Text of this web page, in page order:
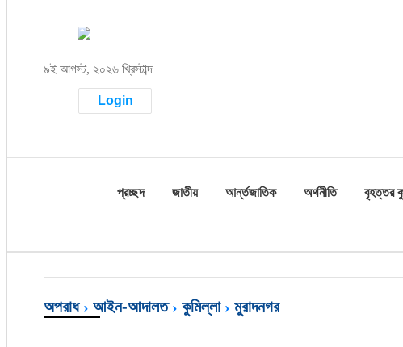
৯ই আগস্ট, ২০২৬ খ্রিস্টাব্দ
Login
অর্থনীতি
প্রচ্ছদ জাতীয় আর্ন্তজাতিক অর্থনীতি বৃহত্তর
অপরাধ›আইন-আদালত›কুমিল্লা›মুরাদনগর